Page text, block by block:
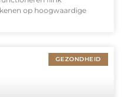
op hoogwaardige
GEZONDHEID